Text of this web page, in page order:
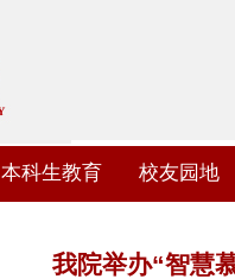
本科生教育 校友园地
我院举办“智慧